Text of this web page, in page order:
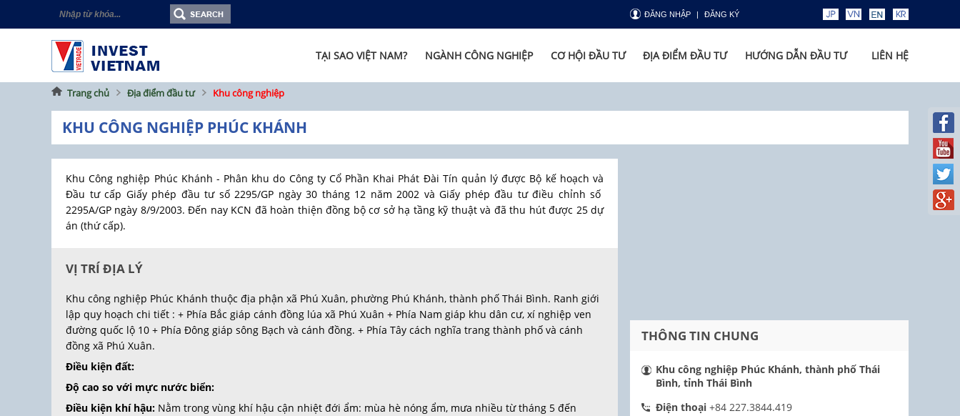
ĐĂNG NHẬP ĐĂNG KÝ
LIÊN HỆ
HƯỚNG DẪN ĐẦU TƯ
ĐỊA ĐIỂM ĐẦU TƯ
CƠ HỘI ĐẦU TƯ
NGÀNH CÔNG NGHIỆP
TẠI SAO VIỆT NAM?
Trang chủ Địa điểm đầu tư Khu công nghiệp
KHU CÔNG NGHIỆP PHÚC KHÁNH
Khu Công nghiệp Phúc Khánh - Phân khu do Công ty Cổ Phần Khai Phát Đài Tín quản lý được Bộ kế hoạch và
Đầu tư cấp Giấy phép đầu tư số 2295/GP ngày 30 tháng 12 năm 2002 và Giấy phép đầu tư điều chỉnh số
2295A/GP ngày 8/9/2003. Đến nay KCN đã hoàn thiện đồng bộ cơ sở hạ tầng kỹ thuật và đã thu hút được 25 dự
án (thứ cấp).
VỊ TRÍ ĐỊA LÝ
Khu công nghiệp Phúc Khánh thuộc địa phận xã Phú Xuân, phường Phú Khánh, thành phố Thái Bình. Ranh giới
lập quy hoạch chi tiết : + Phía Bắc giáp cánh đồng lúa xã Phú Xuân + Phía Nam giáp khu dân cư, xí nghiệp ven
đường quốc lộ 10 + Phía Đông giáp sông Bạch và cánh đồng. + Phía Tây cách nghĩa trang thành phố và cánh
đồng xã Phú Xuân.
Điều kiện đất:
Độ cao so với mực nước biển:
Điều kiện khí hậu: Nằm trong vùng khí hậu cận nhiệt đới ẩm: mùa hè nóng ẩm, mưa nhiều từ tháng 5 đến
THÔNG TIN CHUNG
Khu công nghiệp Phúc Khánh, thành phố Thái
Bình, tỉnh Thái Bình
Điện thoại +84 227.3844.419